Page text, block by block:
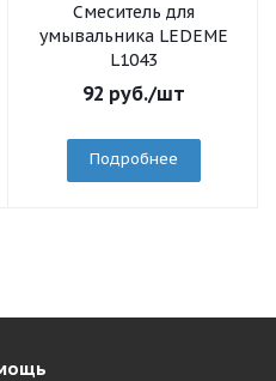
Смеситель для
умывальника LEDEME
L1043
92 руб./шт
Подробнее